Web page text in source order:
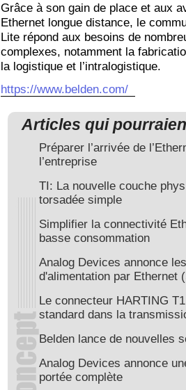
Grâce à son gain de place et aux
Ethernet longue distance, le
Lite répond aux besoins de
complexes, notamment la
la logistique et l’intralogistique.
https://www.belden.com/
Articles qui
Préparer l’arrivée de
l’entreprise
TI: La nouvelle couche
torsadée simple
Simplifier la connectivité
basse consommation
Analog Devices annonce
d'alimentation par Ethernet
Le connecteur HARTING
standard dans la
Belden lance de nouvelles
Analog Devices annonce
portée complète